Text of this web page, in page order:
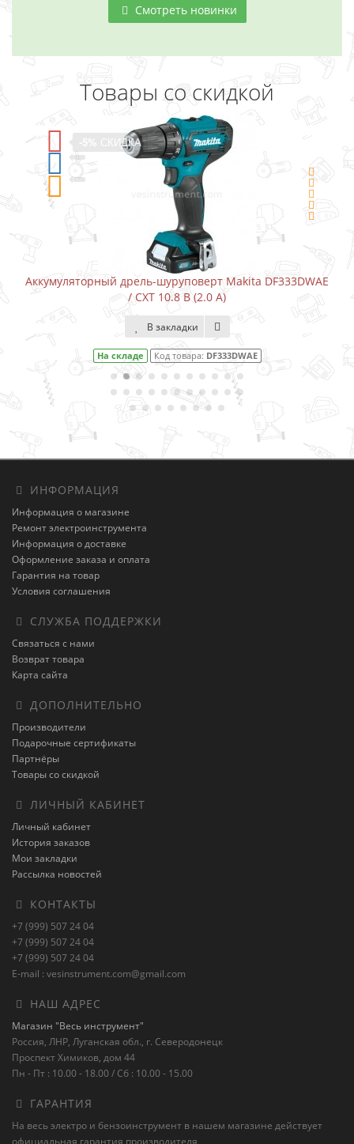
Смотреть новинки
Товары со скидкой
Makita DF333DWAE
А)
-5%СКИДКА
Аккумуляторный шуруповерт-
На складе Код товара:
ИНФОРМАЦИЯ
Информация о магазине
Ремонт электроинструмента
Информация о доставке
Оформление заказа и оплата
Гарантия на товар
Условия соглашения
СЛУЖБА ПОДДЕРЖКИ
Связаться с нами
Возврат товара
Карта сайта
ДОПОЛНИТЕЛЬНО
Производители
Подарочные сертификаты
Партнёры
Товары со скидкой
ЛИЧНЫЙ КАБИНЕТ
Личный кабинет
История заказов
Мои закладки
Рассылка новостей
КОНТАКТЫ
+7 (999) 507 24 04
+7 (999) 507 24 04
+7 (999) 507 24 04
E-mail : vesinstrument.com@gmail.com
НАШ АДРЕС
Магазин "Весь инструмент"
Россия, ЛНР, Луганская обл., г. Северодонецк
Проспект Химиков, дом 44
Пн - Пт : 10.00 - 18.00 / Сб : 10.00 - 15.00
ГАРАНТИЯ
На весь электро и бензоинструмент в нашем магазине действует
официальная гарантия производителя